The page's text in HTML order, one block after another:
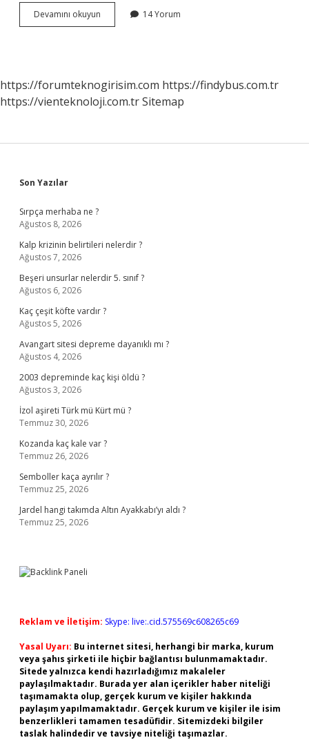
Devamını okuyun Tekirdağın
En
14 Yorum
https://forumteknogirisim.com https://findybus.com.tr
https://vienteknoloji.com.trSitemap
Sidebar
Son Yazılar
Sırpça merhaba ne ?
Ağustos 8, 2026
Kalp krizinin belirtileri nelerdir ?
Ağustos 7, 2026
Beşeri unsurlar nelerdir 5. sınıf ?
Ağustos 6, 2026
Kaç çeşit köfte vardır ?
Ağustos 5, 2026
Avangart sitesi depreme dayanıklı mı ?
Ağustos 4, 2026
2003 depreminde kaç kişi öldü ?
Ağustos 3, 2026
İzol aşireti Türk mü Kürt mü ?
Temmuz 30, 2026
Kozanda kaç kale var ?
Temmuz 26, 2026
Semboller kaça ayrılır ?
Temmuz 25, 2026
Jardel hangi takımda Altın Ayakkabı’yı aldı ?
Temmuz 25, 2026
Reklam ve İletişim: Skype: live:.cid.575569c608265c69
Yasal Uyarı: Bu internet sitesi, herhangi bir marka, kurum
veya şahıs şirketi ile hiçbir bağlantısı bulunmamaktadır.
Sitede yalnızca kendi hazırladığımız makaleler
paylaşılmaktadır. Burada yer alan içerikler haber niteliği
taşımamakta olup, gerçek kurum ve kişiler hakkında
paylaşım yapılmamaktadır. Gerçek kurum ve kişiler ile isim
benzerlikleri tamamen tesadüfidir. Sitemizdeki bilgiler
taslak halindedir ve tavsiye niteliği taşımazlar.